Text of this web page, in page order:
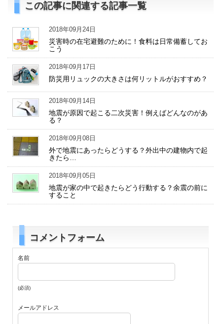
この記事に関連する記事一覧
2018年09月24日
災害時の在宅避難のために！食料は日常備蓄してお
こう
2018年09月17日
防災用リュックの大きさは何リットルがおすすめ？
2018年09月14日
地震が原因で起こる二次災害！例えばどんなのがあ
る？
2018年09月08日
外で地震にあったらどうする？外出中の建物内で起
きたら…
2018年09月05日
地震が家の中で起きたらどう行動する？余震の前に
すること
コメントフォーム
名前
(必須)
メールアドレス